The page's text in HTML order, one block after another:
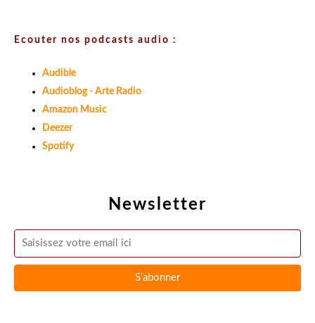
Newsletter
Ecouter nos podcasts audio :
Audible
Audioblog - Arte Radio
Amazon Music
Deezer
Spotify